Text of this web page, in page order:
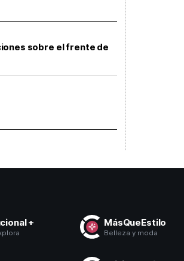
sobre el frente de
+ MásQueEstilo
Belleza y moda